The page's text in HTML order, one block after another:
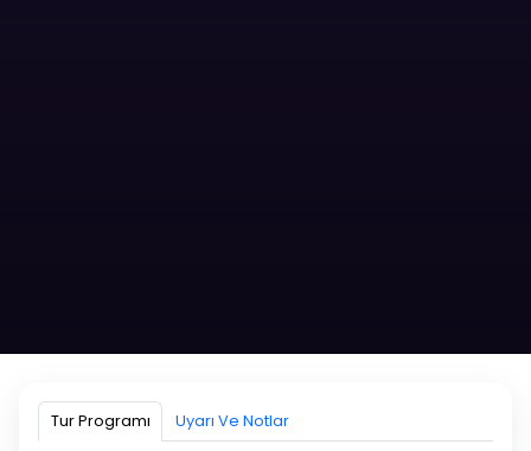
Mekke, Medine, Kudüs Ziyareti
Tur Programı Uyarı Ve Notlar